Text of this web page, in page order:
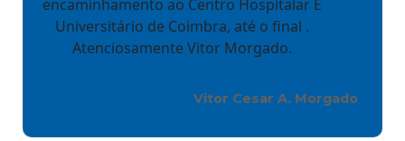
encaminhamento ao Centro Hospitalar E
Universitário de Coimbra, até o final .
Atenciosamente Vitor Morgado.
Vitor Cesar A. Morgado